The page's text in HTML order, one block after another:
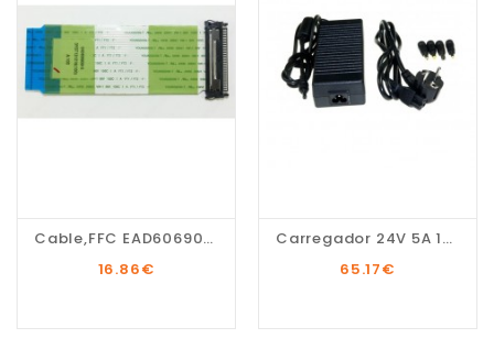
Cable,FFC EAD60690910
16.86€
Carregador 24V 5A 120W...
65.17€